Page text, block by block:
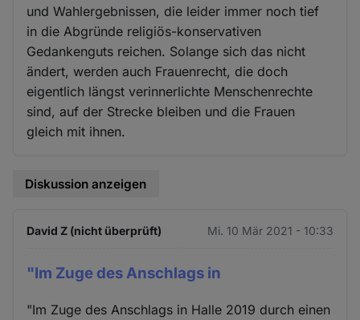
und Wahlergebnissen, die leider immer noch tief
in die Abgründe religiös-konservativen
Gedankenguts reichen. Solange sich das nicht
ändert, werden auch Frauenrecht, die doch
eigentlich längst verinnerlichte Menschenrechte
sind, auf der Strecke bleiben und die Frauen
gleich mit ihnen.
Diskussion anzeigen
David Z (nicht überprüft) Mi. 10 Mär 2021 - 10:33
"Im Zuge des Anschlags in
"Im Zuge des Anschlags in Halle 2019 durch einen